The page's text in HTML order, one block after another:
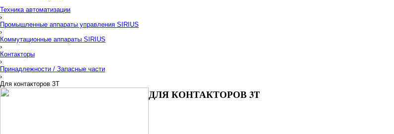
Техника автоматизации
›
Промышленные аппараты управления SIRIUS
›
Коммутационные аппараты SIRIUS
›
Контакторы
›
Принадлежности / Запасные части
›
Для контакторов 3T
ДЛЯ КОНТАКТОРОВ 3T